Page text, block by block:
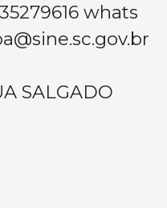
whats
SALGADO